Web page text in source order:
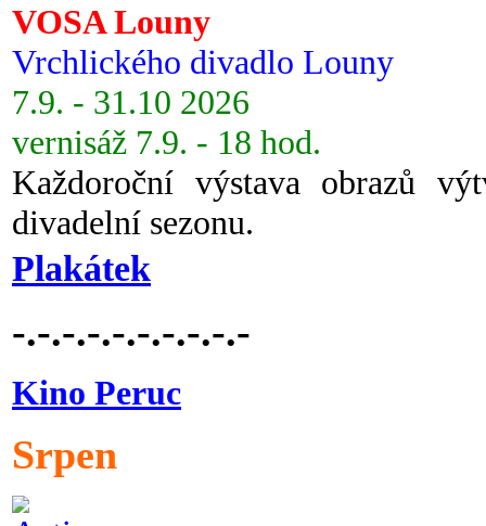
VOSA Louny
Vrchlického divadlo Louny
7.9. - 31.10 2026
vernisáž 7.9. - 18 hod.
Každoroční výstava obrazů
divadelní sezonu.
Plakátek
-.-.-.-.-.-.-.-.-.-
Kino Peruc
Srpen